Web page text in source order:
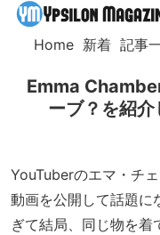
Home 新着 記事
Emma
ーブ？を紹
YouTuberのエマ・チ
動画を公開して話題に
ぎて結局、同じ物を着